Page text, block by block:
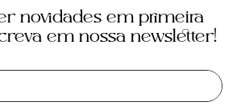
novidades em primeira
em nossa newsletter!